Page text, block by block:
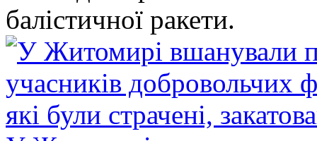
балістичної ракети.